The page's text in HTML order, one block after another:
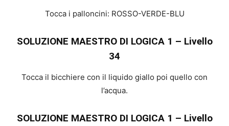
Tocca i palloncini: ROSSO-VERDE-BLU
SOLUZIONE MAESTRO DI LOGICA 1 – Livello
34
Tocca il bicchiere con il liquido giallo poi quello con
l’acqua.
SOLUZIONE MAESTRO DI LOGICA 1 – Livello